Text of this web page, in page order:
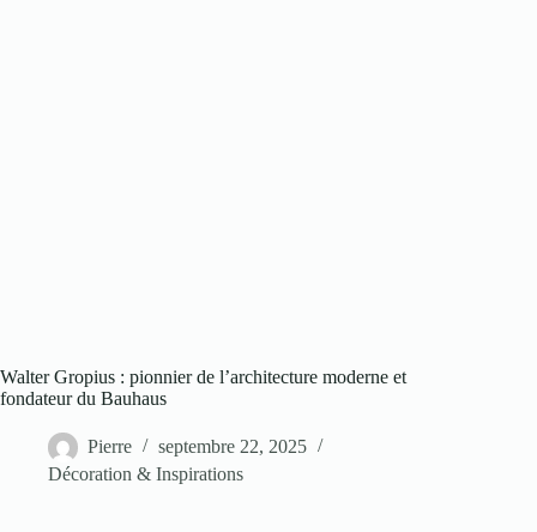
Walter Gropius : pionnier de l’architecture moderne et
fondateur du Bauhaus
Pierre
septembre 22, 2025
Décoration & Inspirations